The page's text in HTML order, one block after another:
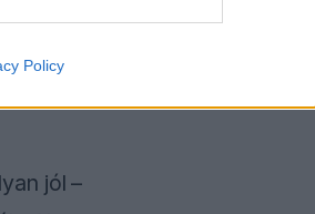
Policy
minden
nehéz
jól –